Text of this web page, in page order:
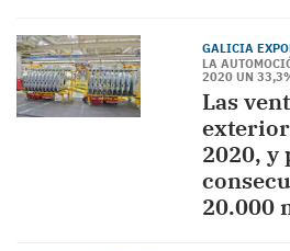
GALICIA
LA
2020 UN
Las
2020, y
20.000